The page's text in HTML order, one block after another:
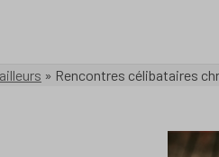
» Rencontres célibataires